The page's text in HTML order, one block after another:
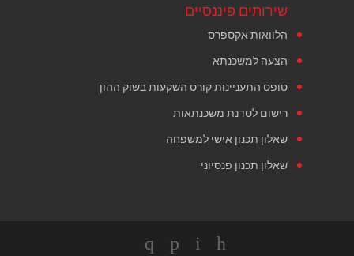
שירותים פיננסיים
הלוואות אקספרס
הצעה למשכנתא
טופס התעניינות קורס השקעות בשוק ההון
רישום לסדנת משכנתאות
שאלון תכנון אישי למשפחה
שאלון תכנון פנסיוני